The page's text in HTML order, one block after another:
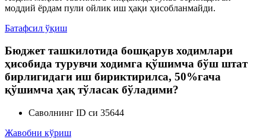
Меҳнат шартномасини ўзгартириш
Меҳнатга оид муносабатларни бекор қилиш
Ишга қабул қилиш
моддий ёрдам пули ойлик иш ҳақи ҳисобланмайди.
Батафсил ўқиш
Бюджет ташкилотида бошқарув ходимлари
ҳисобида турувчи ходимга қўшимча бўш штат
бирлигидаги иш бириктирилса, 50%гача
қўшимча ҳақ тўласак бўладими?
Саволнинг ID си 35644
Жавобни кўриш